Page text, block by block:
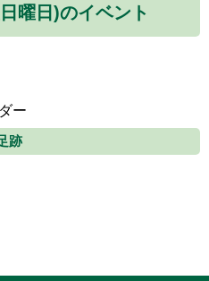
曜日)のイベント
ー
跡